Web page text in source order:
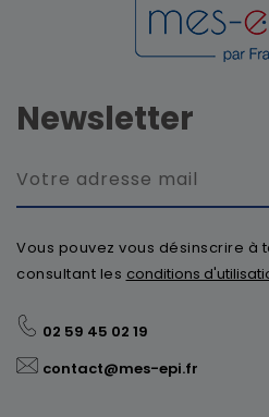
Newsletter
Vous pouvez vous désinscrire à
consultant les conditions
02 59 45 02 19
contact@mes-epi.fr